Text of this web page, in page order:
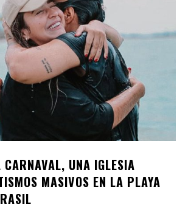
CARNAVAL, UNA IGLESIA
MASIVOS EN LA PLAYA